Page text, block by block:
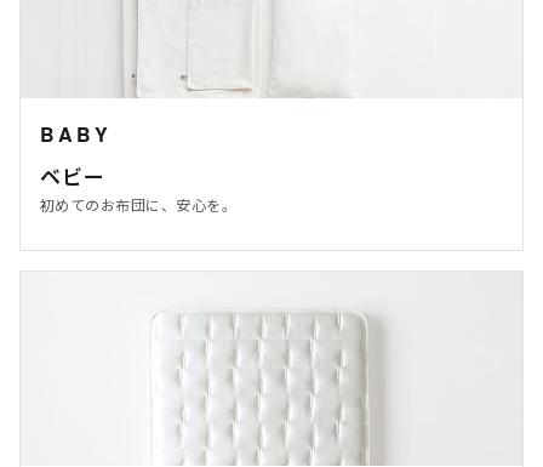
BABY
ベビー
初めてのお布団に、安心を。